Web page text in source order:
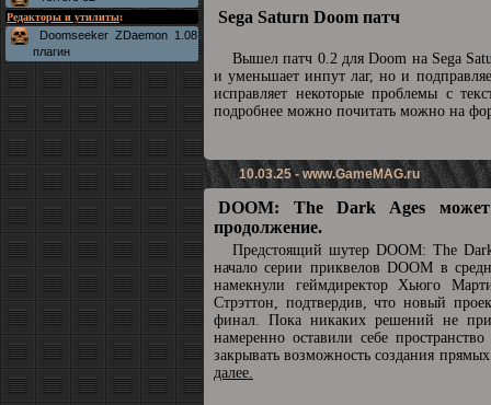
Редакторы и утилиты:
Doomseeker ZDaemon 1.08
плагин
Sega Saturn Doom патч
Вышел патч 0.2 для Doom на Sega
и уменьшает инпут лаг, но и
исправляет некоторые проблемы с
подробнее можно почитать можно на
10.03.25 -www.GameMAG.ru
DOOM: The Dark Ages может
продолжение.
Предстоящий шутер DOOM: The
начало серии приквелов DOOM в
намекнули геймдиректор Хьюго
Стрэттон, подтвердив, что новый
финал. Пока никаких решений не
намеренно оставили себе
закрывать возможность создания
далее.